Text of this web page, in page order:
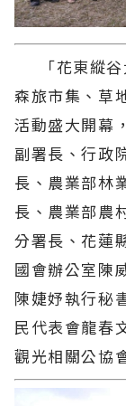
「花東縱谷
森旅市集、草
活動盛大開幕
副署長、行政
長、農業部林
長、農業部農
分署長、花蓮
國會辦公室陳
陳婕妤執行秘
民代表會龍春
觀光相關公協